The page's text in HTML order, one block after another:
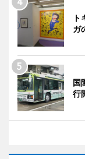
ガ
国
行